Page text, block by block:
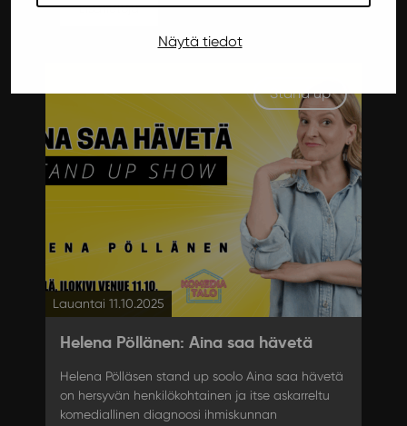
Näytä tiedot
Lisätietoja
Stand up
Lauantai 11.10.2025
Helena Pöllänen: Aina saa hävetä
Helena Pölläsen stand up soolo Aina saa hävetä
on hersyvän henkilökohtainen ja itse askarreltu
komediallinen diagnoosi ihmiskunnan